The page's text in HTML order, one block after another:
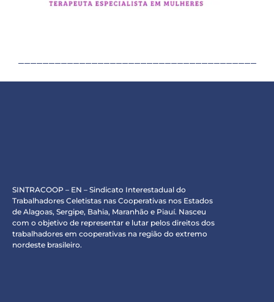
SINTRACOOP – EN – Sindicato Interestadual do
Trabalhadores Celetistas nas Cooperativas nos Estados
de Alagoas, Sergipe, Bahia, Maranhão e Piauí. Nasceu
com o objetivo de representar e lutar pelos direitos dos
trabalhadores em cooperativas na região do extremo
nordeste brasileiro.